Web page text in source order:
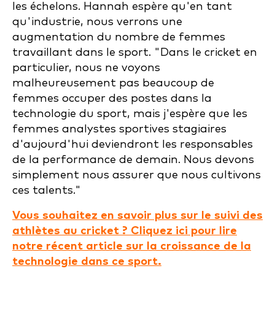
les échelons. Hannah espère qu'en tant
qu'industrie, nous verrons une
augmentation du nombre de femmes
travaillant dans le sport. "Dans le cricket en
particulier, nous ne voyons
malheureusement pas beaucoup de
femmes occuper des postes dans la
technologie du sport, mais j'espère que les
femmes analystes sportives stagiaires
d'aujourd'hui deviendront les responsables
de la performance de demain. Nous devons
simplement nous assurer que nous cultivons
ces talents."
Vous souhaitez en savoir plus sur le suivi des
athlètes au cricket ? Cliquez ici pour lire
notre récent article sur la croissance de la
technologie dans ce sport.